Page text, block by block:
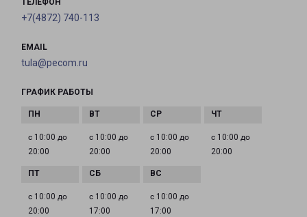
ТЕЛЕФОН
+7(4872) 740-113
EMAIL
tula@pecom.ru
ГРАФИК РАБОТЫ
с 10:00 до
20:00
с 10:00 до
20:00
с 10:00 до
20:00
с 10:00 до
20:00
с 10:00 до
20:00
с 10:00 до
17:00
с 10:00 до
17:00